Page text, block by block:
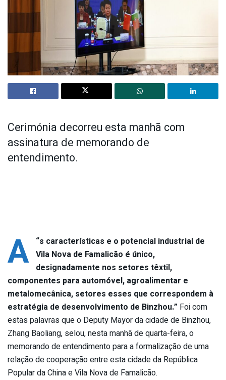
Cerimónia decorreu esta manhã com
assinatura de memorando de
entendimento.
“
A
s características e o potencial industrial de
Vila Nova de Famalicão é único,
designadamente nos setores têxtil,
componentes para automóvel, agroalimentar e
metalomecânica, setores esses que correspondem à
estratégia de desenvolvimento de Binzhou.” Foi com
estas palavras que o Deputy Mayor da cidade de Binzhou,
Zhang Baoliang, selou, nesta manhã de quarta-feira, o
memorando de entendimento para a formalização de uma
relação de cooperação entre esta cidade da República
Popular da China e Vila Nova de Famalicão.